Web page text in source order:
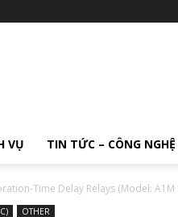
VỤ TIN TỨC – CÔNG NGHỆ
Time Delay Relays (Model: A1M
OTHER